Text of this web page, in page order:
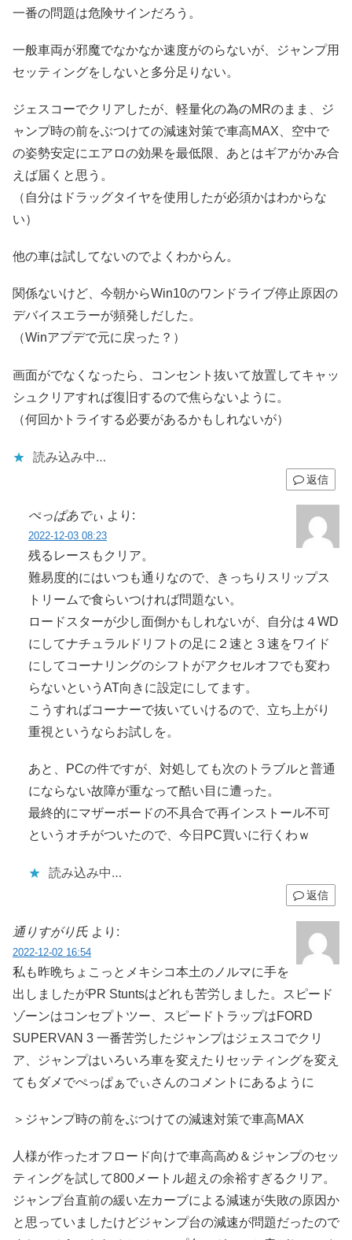
一番の問題は危険サインだろう。
一般車両が邪魔でなかなか速度がのらないが、ジャンプ用
セッティングをしないと多分足りない。
ジェスコーでクリアしたが、軽量化の為のMRのまま、ジ
ャンプ時の前をぶつけての減速対策で車高MAX、空中で
の姿勢安定にエアロの効果を最低限、あとはギアがかみ合
えば届くと思う。
（自分はドラッグタイヤを使用したが必須かはわからな
い）
他の車は試してないのでよくわからん。
関係ないけど、今朝からWin10のワンドライブ停止原因の
デバイスエラーが頻発しだした。
（Winアプデで元に戻った？）
画面がでなくなったら、コンセント抜いて放置してキャッ
シュクリアすれば復旧するので焦らないように。
（何回かトライする必要があるかもしれないが）
読み込み中…
返信
ぺっぱあでぃ より:
2022-12-03 08:23
残るレースもクリア。
難易度的にはいつも通りなので、きっちりスリップス
トリームで食らいつければ問題ない。
ロードスターが少し面倒かもしれないが、自分は４WD
にしてナチュラルドリフトの足に２速と３速をワイド
にしてコーナリングのシフトがアクセルオフでも変わ
らないというAT向きに設定にしてます。
こうすればコーナーで抜いていけるので、立ち上がり
重視というならお試しを。
あと、PCの件ですが、対処しても次のトラブルと普通
にならない故障が重なって酷い目に遭った。
最終的にマザーボードの不具合で再インストール不可
というオチがついたので、今日PC買いに行くわｗ
読み込み中…
返信
通りすがり氏 より:
2022-12-02 16:54
私も昨晩ちょこっとメキシコ本土のノルマに手を
出しましたがPR Stuntsはどれも苦労しました。スピード
ゾーンはコンセプトツー、スピードトラップはFORD
SUPERVAN 3 一番苦労したジャンプはジェスコでクリ
ア、ジャンプはいろいろ車を変えたりセッティングを変え
てもダメでぺっぱぁでぃさんのコメントにあるように
＞ジャンプ時の前をぶつけての減速対策で車高MAX
人様が作ったオフロード向けで車高高め＆ジャンプのセッ
ティングを試して800メートル超えの余裕すぎるクリア。
ジャンプ台直前の緩い左カーブによる減速が失敗の原因か
と思っていましたけどジャンプ台の減速が問題だったので